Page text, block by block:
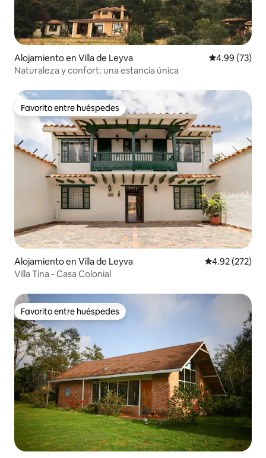
Alojamiento en Villa de Leyva Calificación
4.99 (73)
Naturaleza y confort: una estancia única
Favorito entre huéspedes
Favorito entre huéspedes
Alojamiento en Villa de Leyva Calificación
4.92 (272)
Villa Tina - Casa Colonial
Favorito entre huéspedes
Favorito entre huéspedes